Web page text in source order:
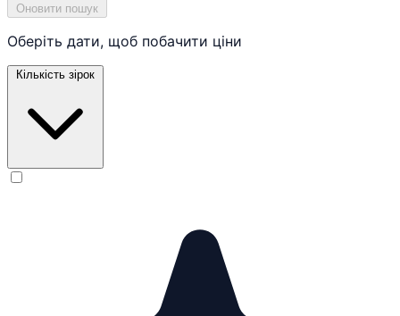
Оновити пошук
Оберіть дати, щоб побачити ціни